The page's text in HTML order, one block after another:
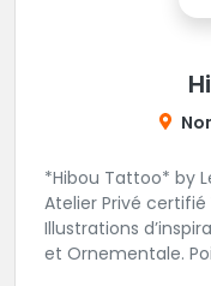
*Hibou Tattoo* by Leeloo.
Atelier Privé certifié Vegan.
Illustrations
et Ornementale.